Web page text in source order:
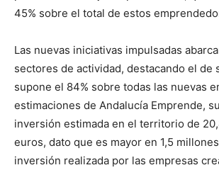
45% sobre el total de estos
Las nuevas iniciativas impulsadas
sectores de actividad, destacando el de
supone el 84% sobre todas las nuevas
estimaciones de Andalucía Emprende,
inversión estimada en el territorio de
euros, dato que es mayor en 1,5
inversión realizada por las empresas